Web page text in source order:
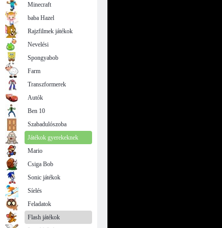
Minecraft
baba Hazel
Rajzfilmek játékok
Nevelési
Spongyabob
Farm
Transzformerek
Autók
Ben 10
Szabadulószoba
Játékok gyerekeknek
Mario
Csiga Bob
Sonic játékok
Síelés
Feladatok
Flash játékok